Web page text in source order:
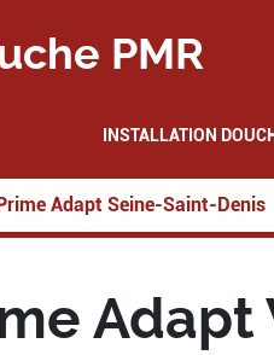
PMR
INSTALLATION
Adapt Seine-Saint-Denis